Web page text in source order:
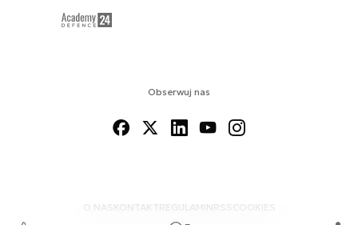
Obserwuj nas
O NAS KONTAKTREGULAMINRSS COOKIES